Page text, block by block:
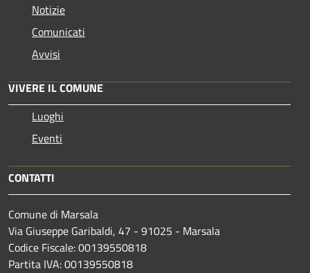
Notizie
Comunicati
Avvisi
VIVERE IL COMUNE
Luoghi
Eventi
CONTATTI
Comune di Marsala
Via Giuseppe Garibaldi, 47 - 91025 - Marsala
Codice Fiscale: 00139550818
Partita IVA: 00139550818